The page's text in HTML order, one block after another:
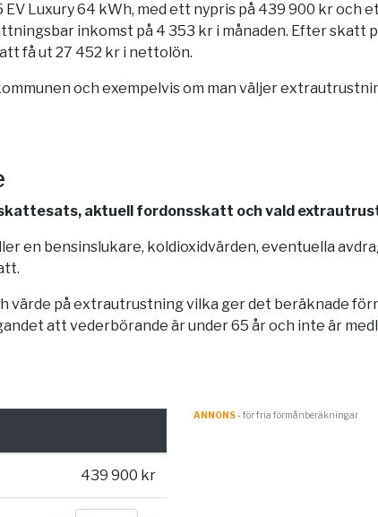
Luxury 64 kWh, med ett nypris på 439 900 kr och
inkomst på 4 353 kr i månaden. Efter skatt
få ut 27 452 kr i nettolön.
och exempelvis om man väljer
aktuell fordonsskatt och vald
en bensinslukare, koldioxidvärden, eventuella
på extrautrustning vilka ger det beräknade
att vederbörande är under 65 år och inte är
439 900 kr
ANNONS- för fria förmånberäkningar